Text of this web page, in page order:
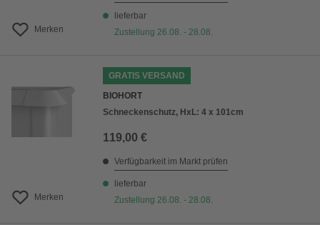
Merken
lieferbar
Zustellung 26.08. - 28.08.
Merken
GRATIS VERSAND
BIOHORT
Schneckenschutz, HxL: 4 x 101cm
119,00 €
Verfügbarkeit im Markt prüfen
lieferbar
Zustellung 26.08. - 28.08.